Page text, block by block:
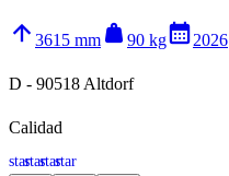
arrow_upward 3615 mm weight 90 kgcalendar_month2026
D - 90518 Altdorf
Calidad
starstarstarstar